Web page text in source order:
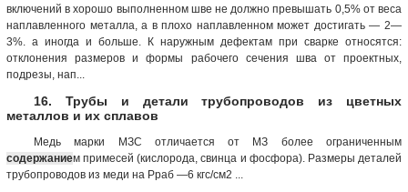
включений в хорошо выполненном шве не должно превышать 0,5% от веса
наплавленного металла, а в плохо наплавленном может достигать — 2—
3%. а иногда и больше. К наружным дефектам при сварке относятся:
отклонения размеров и формы рабочего сечения шва от проектных,
подрезы, нап...
16. Трубы и детали трубопроводов из цветных
металлов и их сплавов
Медь марки МЗС отличается от МЗ более ограниченным
содержанием примесей (кислорода, свинца и фосфора). Размеры деталей
трубопроводов из меди на Рраб —6 кгс/см2 ...